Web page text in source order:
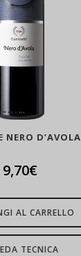
NERO D’AVOLA
9,70€
AL CARRELLO
TECNICA